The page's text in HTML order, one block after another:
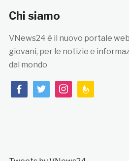
Chi siamo
VNews24 è il nuovo portale
giovani, per le notizie e
dal mondo
facebooktwitterinstagramfeedburner